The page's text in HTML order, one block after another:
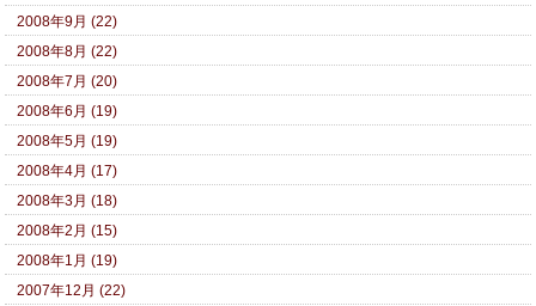
2008年9月 (22)
2008年8月 (22)
2008年7月 (20)
2008年6月 (19)
2008年5月 (19)
2008年4月 (17)
2008年3月 (18)
2008年2月 (15)
2008年1月 (19)
2007年12月 (22)